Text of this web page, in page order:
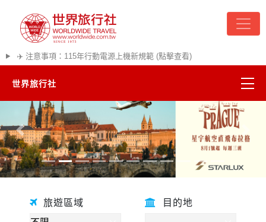
✈️ 注意事項：115年行動電源上機新規範 (點擊查看)
世界旅行社
精彩越南
熱門韓國
超夯日本
往前 往後
旅遊區域 目的地